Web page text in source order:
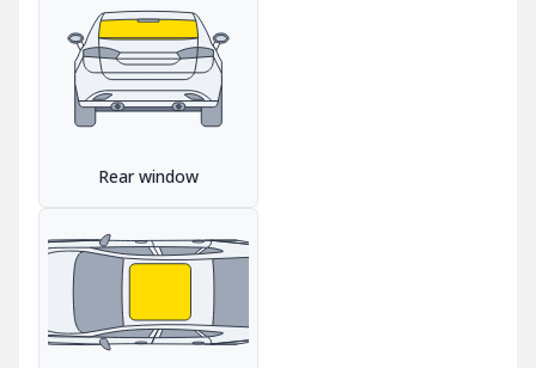
Rear window